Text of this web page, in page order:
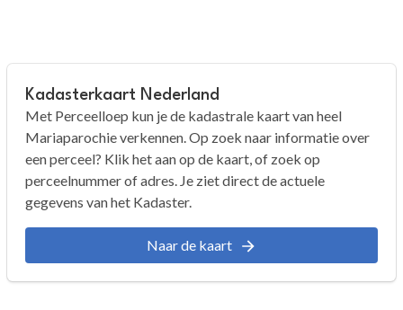
Kadasterkaart Nederland
Met Perceelloep kun je de kadastrale kaart van heel
Mariaparochie verkennen. Op zoek naar informatie over
een perceel? Klik het aan op de kaart, of zoek op
perceelnummer of adres. Je ziet direct de actuele
gegevens van het Kadaster.
Naar de kaart